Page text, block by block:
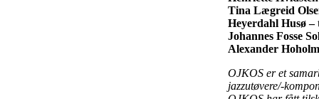
Tina Lægreid
Heyerdahl Husø
Johannes Fosse
Alexander
OJKOS er et
jazzutøvere/-